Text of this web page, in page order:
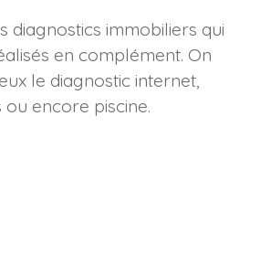
diagnostics immobiliers qui
en complément. On
le diagnostic internet,
encore piscine.